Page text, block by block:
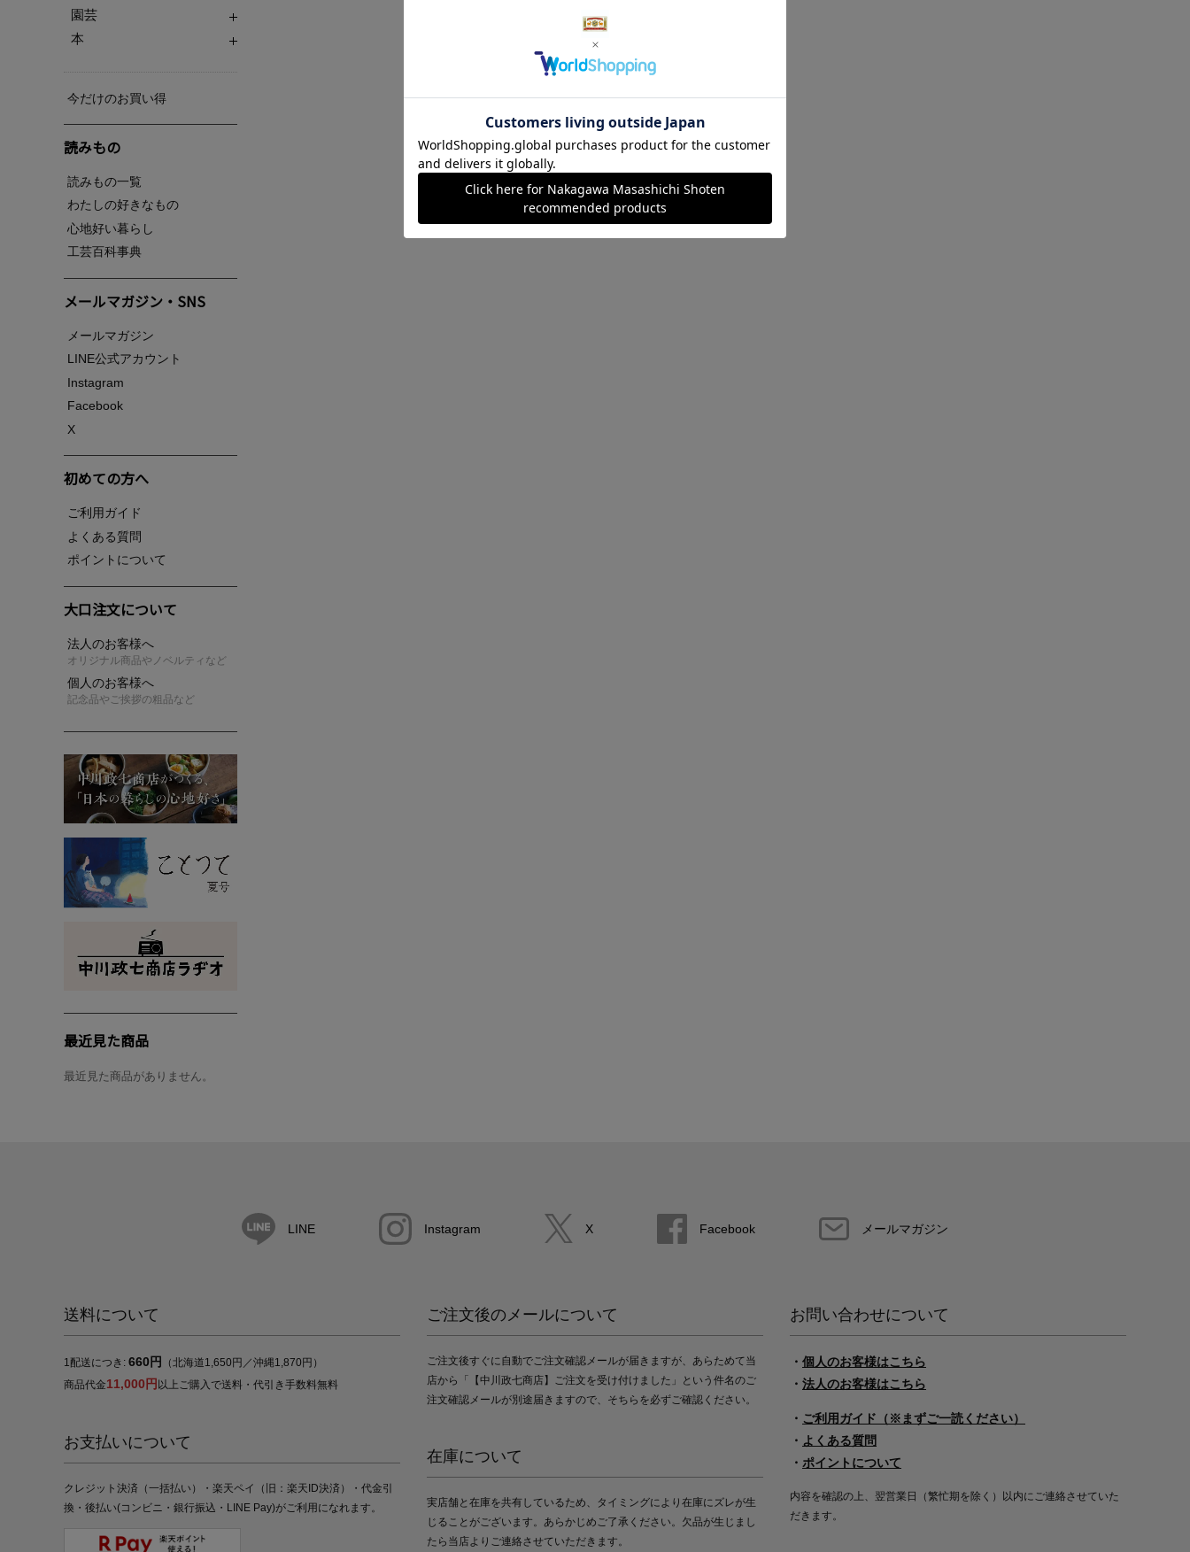
園芸
本
今だけのお買い得
読みもの
読みもの一覧
わたしの好きなもの
心地好い暮らし
工芸百科事典
メールマガジン・SNS
メールマガジン
LINE公式アカウント
Instagram
Facebook
X
初めての方へ
ご利用ガイド
よくある質問
ポイントについて
大口注文について
法人のお客様へ
オリジナル商品やノベルティなど
個人のお客様へ
記念品やご挨拶の粗品など
最近見た商品
最近見た商品がありません。
LINE Instagram X Facebook メールマガジン
送料について
1配送につき: 660円
（北海道1,650円／沖縄1,870円）
商品代金11,000円 以上ご購入で送料・代引き手数料無料
お支払いについて
クレジット決済（一括払い）・楽天ペイ（旧：楽天ID決済）・代金引
換・後払い(コンビニ・銀行振込・LINE Pay)がご利用になれます。
ご注文後のメールについて
ご注文後すぐに自動でご注文確認メールが届きますが、あらためて当
店から「【中川政七商店】ご注文を受け付けました」という件名のご
注文確認メールが別途届きますので、そちらを必ずご確認ください。
在庫について
実店舗と在庫を共有しているため、タイミングにより在庫にズレが生
じることがございます。あらかじめご了承ください。欠品が生じまし
たら当店よりご連絡させていただきます。
お問い合わせについて
・ 個人のお客様はこちら
・ 法人のお客様はこちら
・ ご利用ガイド（※まずご一読ください）
・ よくある質問
・ ポイントについて
内容を確認の上、翌営業日（繁忙期を除く）以内にご連絡させていた
だきます。